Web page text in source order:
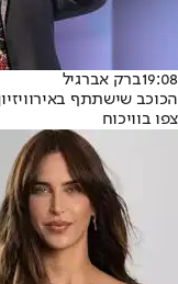
19:08ברק אברגיל
הכוכב שישתתף
צפו בוויכוח